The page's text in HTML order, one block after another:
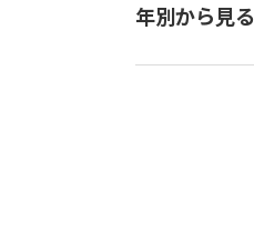
年別から見る